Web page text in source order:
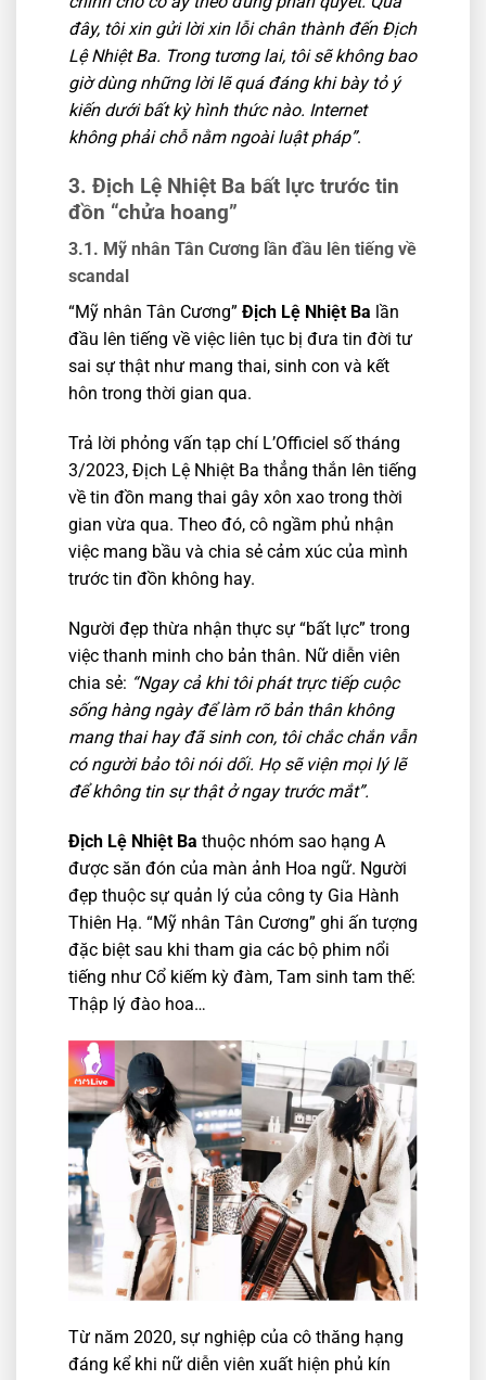
đây, tôi xin gửi lời xin lỗi chân thành đến Địch
Lệ Nhiệt Ba. Trong tương lai, tôi sẽ không bao
giờ dùng những lời lẽ quá đáng khi bày tỏ ý
kiến dưới bất kỳ hình thức nào. Internet
không phải chỗ nằm ngoài luật pháp”.
3. Địch Lệ Nhiệt Ba bất lực trước tin
đồn “chửa hoang”
3.1. Mỹ nhân Tân Cương lần đầu lên tiếng về
scandal
“Mỹ nhân Tân Cương” Địch Lệ Nhiệt Ba lần
đầu lên tiếng về việc liên tục bị đưa tin đời tư
sai sự thật như mang thai, sinh con và kết
hôn trong thời gian qua.
Trả lời phỏng vấn tạp chí L’Officiel số tháng
3/2023, Địch Lệ Nhiệt Ba thẳng thắn lên tiếng
về tin đồn mang thai gây xôn xao trong thời
gian vừa qua. Theo đó, cô ngầm phủ nhận
việc mang bầu và chia sẻ cảm xúc của mình
trước tin đồn không hay.
Người đẹp thừa nhận thực sự “bất lực” trong
việc thanh minh cho bản thân. Nữ diễn viên
chia sẻ: “Ngay cả khi tôi phát trực tiếp cuộc
sống hàng ngày để làm rõ bản thân không
mang thai hay đã sinh con, tôi chắc chắn vẫn
có người bảo tôi nói dối. Họ sẽ viện mọi lý lẽ
để không tin sự thật ở ngay trước mắt”.
Địch Lệ Nhiệt Ba thuộc nhóm sao hạng A
được săn đón của màn ảnh Hoa ngữ. Người
đẹp thuộc sự quản lý của công ty Gia Hành
Thiên Hạ. “Mỹ nhân Tân Cương” ghi ấn tượng
đặc biệt sau khi tham gia các bộ phim nổi
tiếng như Cổ kiếm kỳ đàm, Tam sinh tam thế:
Thập lý đào hoa…
Từ năm 2020, sự nghiệp của cô thăng hạng
đáng kể khi nữ diễn viên xuất hiện phủ kín